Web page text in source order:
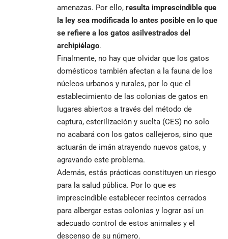
amenazas. Por ello, resulta imprescindible que
la ley sea modificada lo antes posible en lo que
se refiere a los gatos asilvestrados del
archipiélago.
Finalmente, no hay que olvidar que los gatos
domésticos también afectan a la fauna de los
núcleos urbanos y rurales, por lo que el
establecimiento de las colonias de gatos en
lugares abiertos a través del método de
captura, esterilización y suelta (CES) no solo
no acabará con los gatos callejeros, sino que
actuarán de imán atrayendo nuevos gatos, y
agravando este problema.
Además, estás prácticas constituyen un riesgo
para la salud pública. Por lo que es
imprescindible establecer recintos cerrados
para albergar estas colonias y lograr así un
adecuado control de estos animales y el
descenso de su número.